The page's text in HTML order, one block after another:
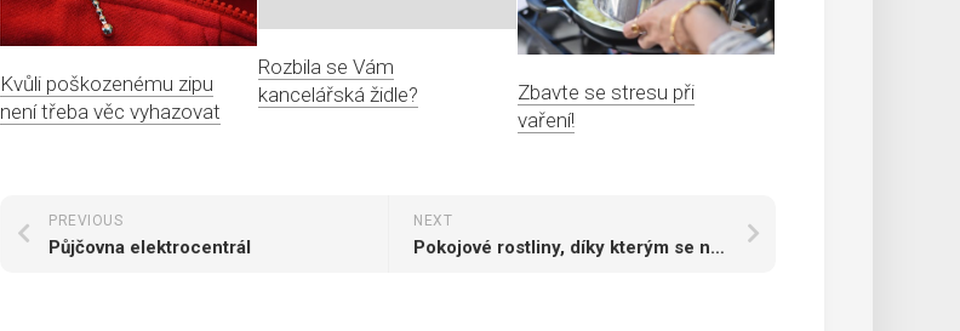
Kvůli poškozenému zipu
není třeba věc vyhazovat
Rozbila se Vám
kancelářská židle?
Zbavte se stresu při
vaření!
NEXT
Pokojové rostliny, díky kterým se nám bude lépe dýchat
PREVIOUS
Půjčovna elektrocentrál